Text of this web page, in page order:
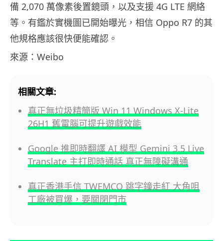
備 2,070 萬像素後置鏡頭，以及支援 4G LTE 網絡
等。有鑑於實機圖已開始曝光，相信 Oppo R7 的其
他規格應該很快便能確認。
來源：Weibo
相關文章:
真正無垃圾精簡版 Win 11 Windows X-Lite
26H1 舊電腦可提升遊戲效能
Google 推即時翻譯 AI 模型 Gemini 3.5 Live
Translate 主打即時通話 真正無障礙溝通
真正香港手信 TWEMCO 跳字鐘走紅 大角咀
工廠被買爆，要關閉門市